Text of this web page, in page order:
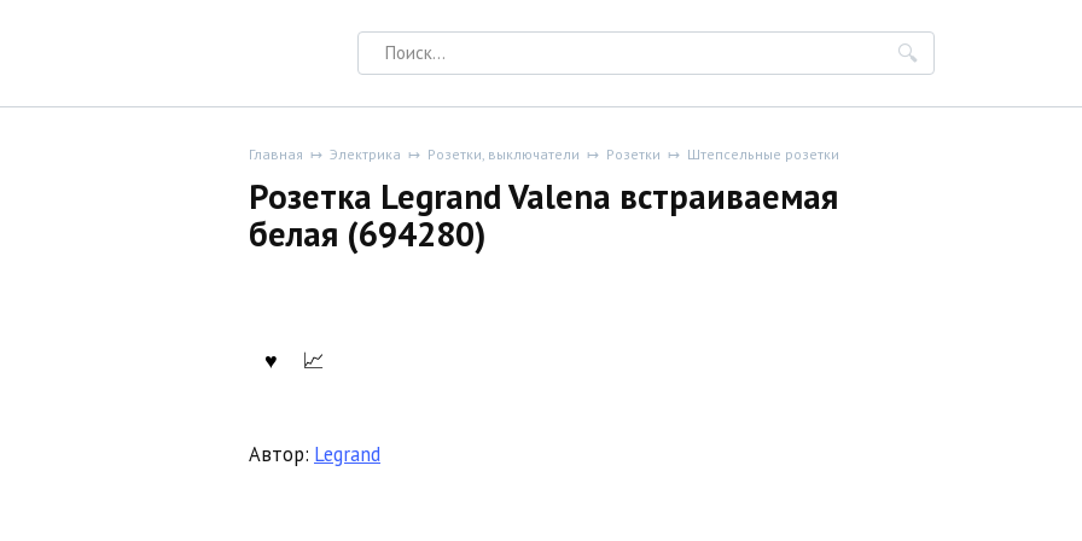
Search
for:
Главная Электрика Розетки, выключатели Розетки Штепсельные розетки
Розетка Legrand Valena встраиваемая
белая (694280)
Автор: Legrand